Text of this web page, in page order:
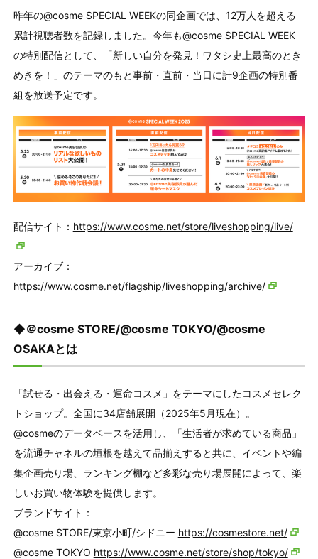
昨年の@cosme SPECIAL WEEKの同企画では、12万人を超える
累計視聴者数を記録しました。今年も@cosme SPECIAL WEEK
の特別配信として、「新しい自分を発見！ワタシ史上最高のとき
めきを！」のテーマのもと事前・直前・当日に計9企画の特別番
組を放送予定です。
配信サイト： https://www.cosme.net/store/liveshopping/live/
アーカイブ：
https://www.cosme.net/flagship/liveshopping/archive/
◆＠cosme STORE/@cosme TOKYO/@cosme
OSAKAとは
「試せる・出会える・運命コスメ」をテーマにしたコスメセレク
トショップ。全国に34店舗展開（2025年5月現在）。
@cosmeのデータベースを活用し、「生活者が求めている商品」
を流通チャネルの垣根を越えて品揃えすると共に、イベントや編
集企画売り場、ランキング棚など多彩な売り場展開によって、楽
しいお買い物体験を提供します。
ブランドサイト：
@cosme STORE/東京小町/シドニー https://cosmestore.net/
@cosme TOKYO https://www.cosme.net/store/shop/tokyo/